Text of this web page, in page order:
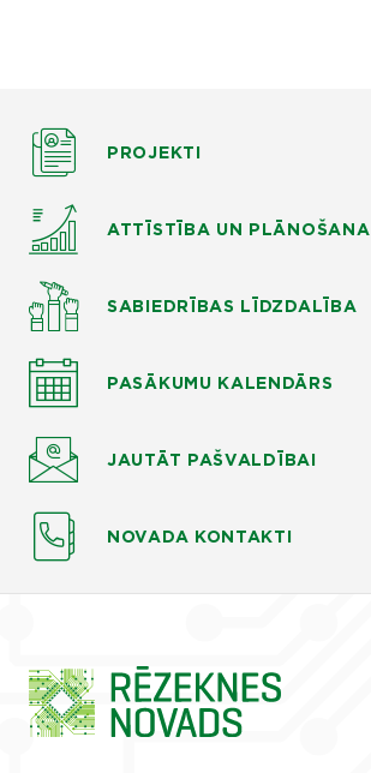
PROJEKTI
ATTĪSTĪBA UN PLĀNOŠANA
SABIEDRĪBAS LĪDZDALĪBA
PASĀKUMU KALENDĀRS
JAUTĀT PAŠVALDĪBAI
NOVADA KONTAKTI